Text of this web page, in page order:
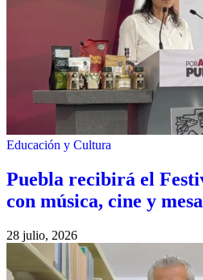
Educación y Cultura
Puebla recibirá el
con música, cine y
28 julio, 2026